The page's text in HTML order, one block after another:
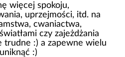
więcej spokoju,
uprzejmości, itd. na
cwaniactwa,
czy zajeżdżania
trudne :) a zapewne wielu
:)